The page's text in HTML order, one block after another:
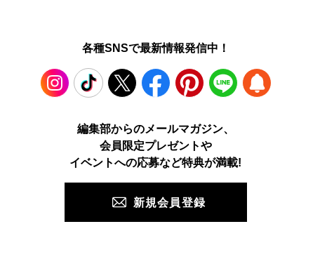
各種SNSで最新情報発信中！
TikTok Facebook Pinterest LINE
編集部からのメールマガジン、
会員限定プレゼントや
イベントへの応募など特典が満載!
新規会員登録